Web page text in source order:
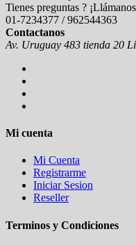
Tienes preguntas ?
01-7234377 / 962544363
Contactanos
Av. Uruguay 483 tienda 20
Mi cuenta
Mi Cuenta
Registrarme
Iniciar Sesion
Reseller
Terminos y Condiciones